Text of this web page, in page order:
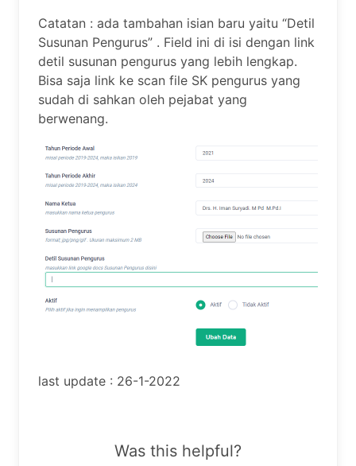
Catatan : ada tambahan isian baru yaitu “Detil
Susunan Pengurus” . Field ini di isi dengan link
detil susunan pengurus yang lebih lengkap.
Bisa saja link ke scan file SK pengurus yang
sudah di sahkan oleh pejabat yang
berwenang.
last update : 26-1-2022
Was this helpful?